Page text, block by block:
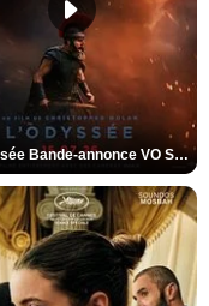
L'Odyssée Bande-annonce VO STFR